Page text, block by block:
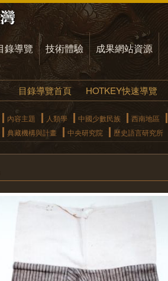
錄導覽 技術體驗 成果網站資源
目錄導覽首頁 HOTKEY快速導覽
內容主題 人類學 中國少數民族
西南地區
典藏機構與計畫 中央研究院 歷史語言研究所